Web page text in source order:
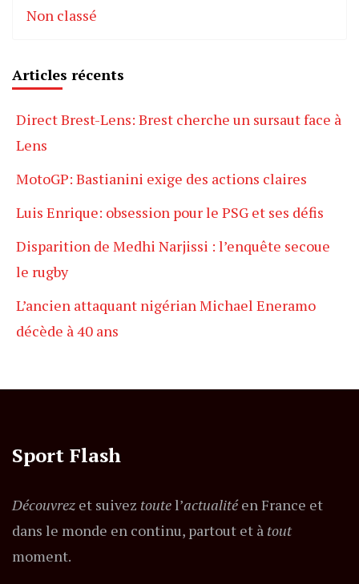
Non classé
Articles récents
Direct Brest-Lens: Brest cherche un sursaut face à
Lens
MotoGP: Bastianini exige des actions claires
Luis Enrique: obsession pour le PSG et ses défis
Disparition de Medhi Narjissi : l’enquête secoue
le rugby
L’ancien attaquant nigérian Michael Eneramo
décède à 40 ans
Sport Flash
Découvrez et suivez toutel’actualitéen France et
dans le monde en continu, partout et à tout
moment.